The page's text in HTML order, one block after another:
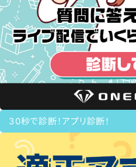
30秒で診断！アプリ診断！